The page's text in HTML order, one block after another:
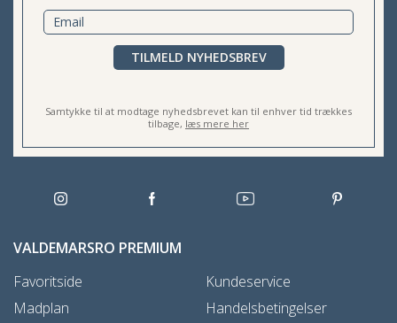
TILMELD NYHEDSBREV
Samtykke til at modtage nyhedsbrevet kan til enhver tid trækkes
tilbage, læs mere her
VALDEMARSRO PREMIUM
Favoritside
Madplan
Kundeservice
Handelsbetingelser